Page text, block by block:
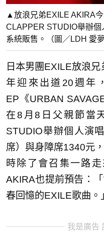
▲放浪兄弟EXILE AKIRA
CLAPPER STUDIO舉辦
系統販售。（圖／LDH 愛夢
日本男團EXILE放浪
年迎來出道20週年
EP《URBAN
在8月8日父親節當
STUDIO舉辦個人演
席）與身障席1340元
時除了會召集一路
AKIRA也提前預告：
春回憶的EXILE歌曲。
我是廣告